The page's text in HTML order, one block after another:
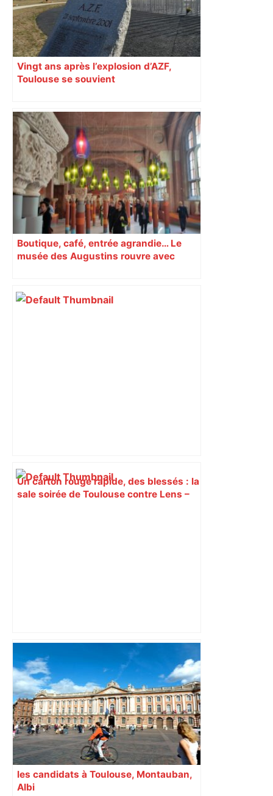
Vingt ans après l’explosion d’AZF,
Toulouse se souvient
Boutique, café, entrée agrandie… Le
musée des Augustins rouvre avec
Un carton rouge rapide, des blessés : la
sale soirée de Toulouse contre Lens –
les agriculteurs manifestent malgré les
interdictions
les candidats à Toulouse, Montauban,
Albi